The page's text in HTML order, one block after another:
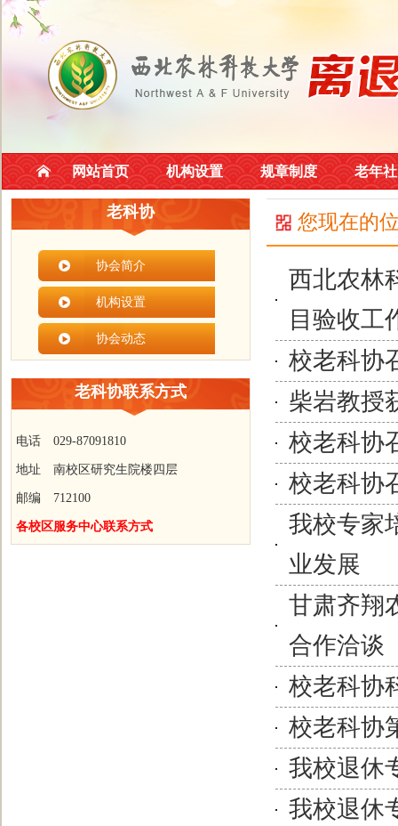
网站首页 机构设置 规章制度 老年
老科协
协会简介
机构设置
协会动态
老科协联系方式
电话 029-87091810
地址 南校区研究生院楼四层
邮编 712100
各校区服务中心联系方式
您现在的
西北农林
目验收工
校老科协
柴岩教授
校老科协
校老科协
我校专家
业发展
甘肃齐翔
合作洽谈
校老科协
校老科协
我校退休
我校退休